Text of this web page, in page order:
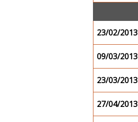
23/02/2013
09/03/2013
23/03/2013
27/04/2013